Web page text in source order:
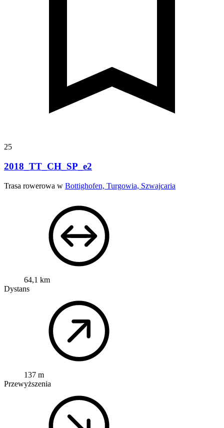
25
2018_TT_CH_SP_e2
Trasa rowerowa w Bottighofen, Turgowia, Szwajcaria
64,1 km
Dystans
137 m
Przewyższenia